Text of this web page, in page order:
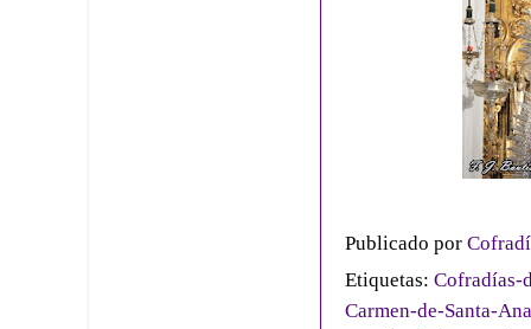
Publicado por
Etiquetas: Cofradías-
Carmen-de-Santa-Ana